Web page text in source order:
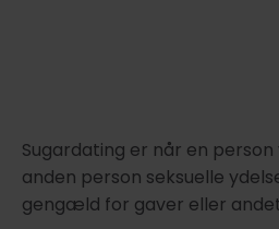
Sugardating er når en
anden person seksuelle
gengæld for gaver eller